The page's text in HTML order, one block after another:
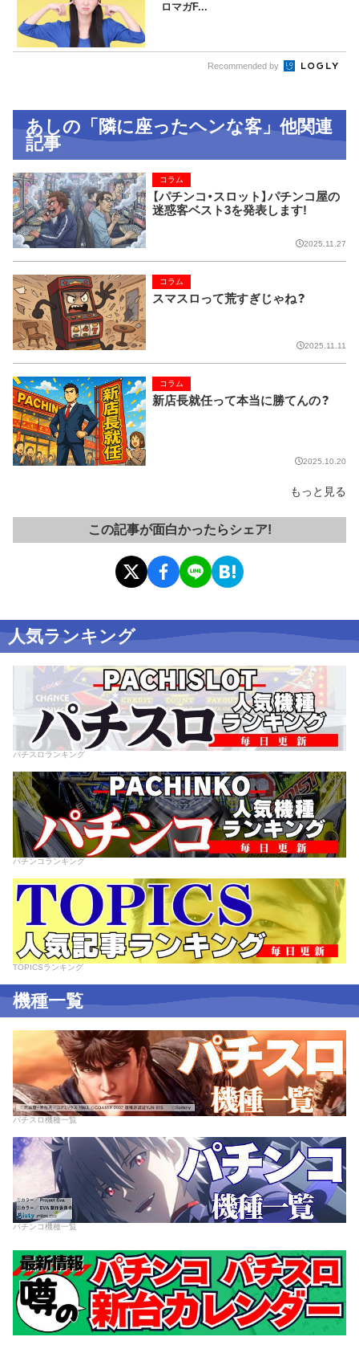
ロマガF...
Recommended by
あしの「隣に座ったヘンな客」他関連
記事
【パチンコ・スロット】パチンコ屋の
迷惑客ベスト3を発表します!
コラム
2025.11.27
スマスロって荒すぎじゃね？
コラム
2025.11.11
新店長就任って本当に勝てんの？
コラム
2025.10.20
もっと見る
この記事が面白かったらシェア!
人気ランキング
パチスロランキング
パチンコランキング
TOPICSランキング
機種一覧
パチスロ機種一覧
パチンコ機種一覧